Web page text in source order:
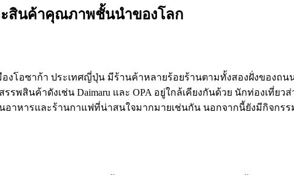
สินค้าคุณภาพชั้นนำของโลก
องโอซาก้า ประเทศญี่ปุ่น มีร้านค้าหลายร้อยร้านตามทั้งสองฝั่งของถน
สินค้าดังเช่น Daimaru และ OPA อยู่ใกล้เคียงกันด้วย นักท่องเที่ยว
าหารและร้านกาแฟที่น่าสนใจมากมายเช่นกัน นอกจากนี้ยังมีกิจกร